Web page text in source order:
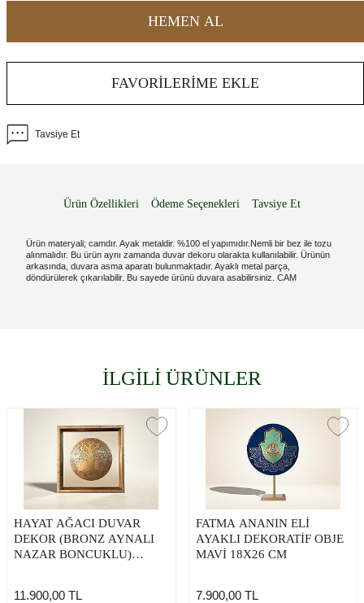
HEMEN AL
FAVORILERIME EKLE
Tavsiye Et
Ürün Özellikleri Ödeme Seçenekleri Tavsiye Et
Ürün materyali; camdır. Ayak metaldir. %100 el yapımıdır.Nemli bir bez ile tozu
alınmalıdır. Bu ürün aynı zamanda duvar dekoru olarakta kullanılabilir. Ürünün
arkasında, duvara asma aparatı bulunmaktadır. Ayaklı metal parça,
döndürülerek çıkarılabilir. Bu sayede ürünü duvara asabilirsiniz. CAM
İLGİLİ ÜRÜNLER
HAYAT AĞACI DUVAR
DEKOR (BRONZ AYNALI
NAZAR BONCUKLU)
11.900,00 TL
FATMA ANANIN ELİ
AYAKLI DEKORATİF OBJE
MAVİ 18X26 CM
7.900,00TL